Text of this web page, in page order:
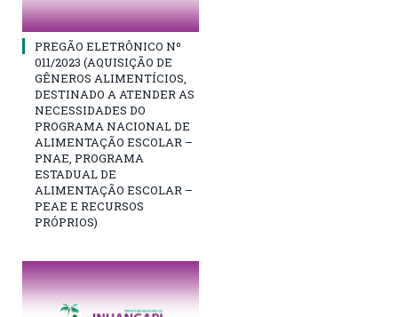
PREGÃO ELETRÔNICO Nº
011/2023 (AQUISIÇÃO DE
GÊNEROS ALIMENTÍCIOS,
DESTINADO A ATENDER AS
NECESSIDADES DO
PROGRAMA NACIONAL DE
ALIMENTAÇÃO ESCOLAR –
PNAE, PROGRAMA
ESTADUAL DE
ALIMENTAÇÃO ESCOLAR –
PEAE E RECURSOS
PRÓPRIOS)